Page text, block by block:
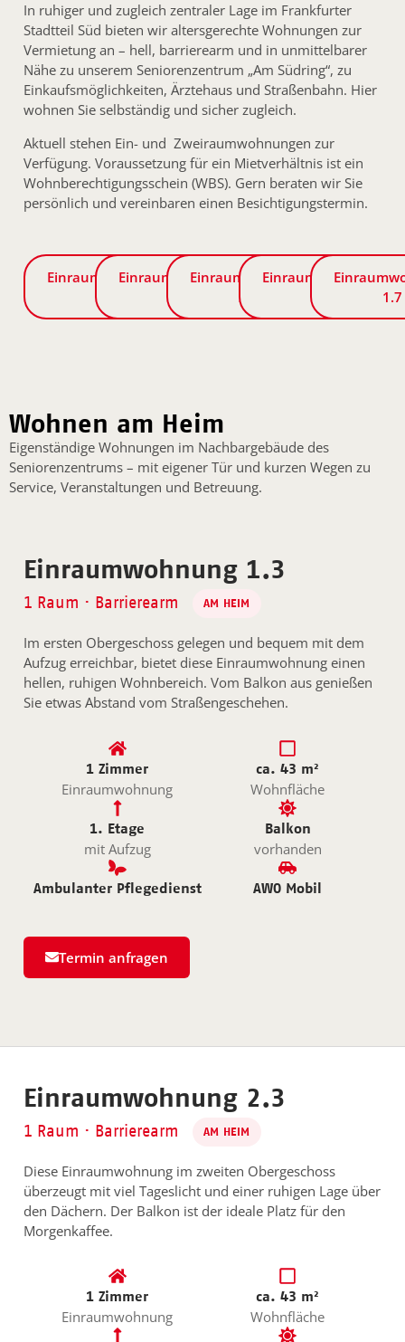
In ruhiger und zugleich zentraler Lage im Frankfurter
Stadtteil Süd bieten wir altersgerechte Wohnungen zur
Vermietung an – hell, barrierearm und in unmittelbarer
Nähe zu unserem Seniorenzentrum „Am Südring“, zu
Einkaufsmöglichkeiten, Ärztehaus und Straßenbahn. Hier
wohnen Sie selbständig und sicher zugleich.
Aktuell stehen Ein-und Zweiraumwohnungen zur
Verfügung. Voraussetzung für ein Mietverhältnis ist ein
Wohnberechtigungsschein (WBS). Gern beraten wir Sie
persönlich und vereinbaren einen Besichtigungstermin.
Einraumwohnung
1.3
Einraumwohnung
2.3
Einraumwohnung
2.6
Einraumwohnung
1.6
1.7
Wohnen am Heim
Eigenständige Wohnungen im Nachbargebäude des
Seniorenzentrums – mit eigener Tür und kurzen Wegen zu
Service, Veranstaltungen und Betreuung.
Einraumwohnung 1.3
1 Raum · Barrierearm AM HEIM
Im ersten Obergeschoss gelegen und bequem mit dem
Aufzug erreichbar, bietet diese Einraumwohnung einen
hellen, ruhigen Wohnbereich. Vom Balkon aus genießen
Sie etwas Abstand vom Straßengeschehen.
1 Zimmer
Einraumwohnung
ca. 43 m²
Wohnfläche
1. Etage
mit Aufzug
Balkon
vorhanden
Ambulanter Pflegedienst AWO Mobil
Termin anfragen
Einraumwohnung 2.3
1 Raum · Barrierearm AM HEIM
Diese Einraumwohnung im zweiten Obergeschoss
überzeugt mit viel Tageslicht und einer ruhigen Lage über
den Dächern. Der Balkon ist der ideale Platz für den
Morgenkaffee.
1 Zimmer
Einraumwohnung
ca. 43 m²
Wohnfläche